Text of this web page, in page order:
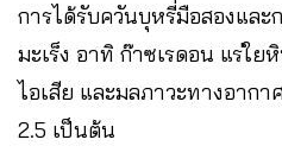
การได้รับควันบุหรี่มือสองและ
มะเร็ง อาทิ ก๊าซเรดอน แร่ใ
ไอเสีย และมลภาวะทางอาก
2.5 เป็นต้น